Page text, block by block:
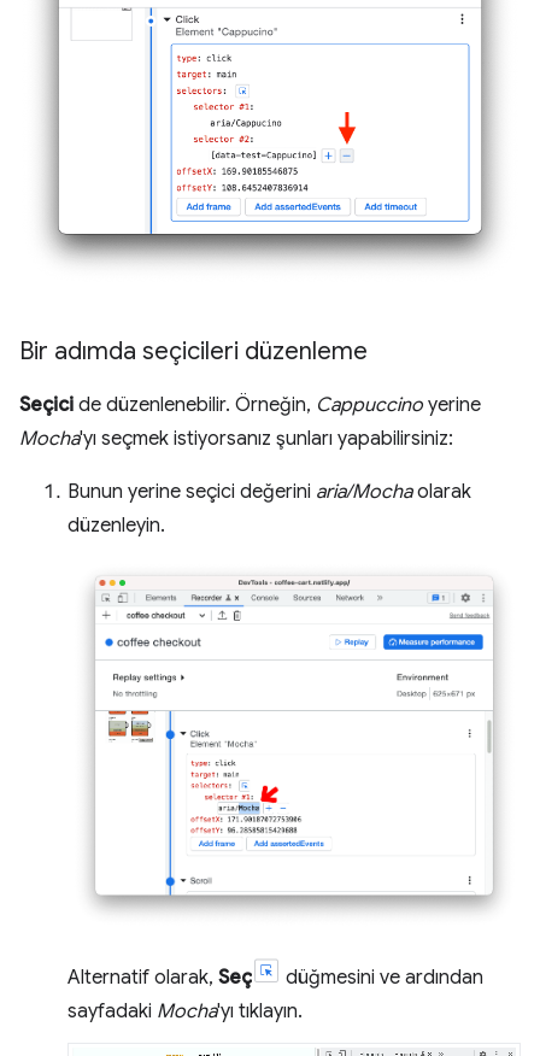
Bir adımda seçicileri düzenleme
Seçici de düzenlenebilir. Örneğin, Cappuccino yerine
Mocha'yı seçmek istiyorsanız şunları yapabilirsiniz:
Bunun yerine seçici değerini aria/Mochaolarak
düzenleyin.
Alternatif olarak, Seç
düğmesini ve ardından
sayfadaki Mocha'yı tıklayın.